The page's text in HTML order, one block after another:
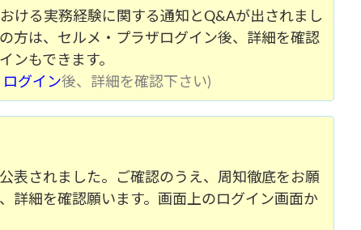
ける実務経験に関する通知とQ&Aが出されまし
方は、セルメ・プラザログイン後、詳細を確認
ンもできます。
ログイン後、詳細を確認下さい)
表されました。ご確認のうえ、周知徹底をお願
詳細を確認願います。画面上のログイン画面か